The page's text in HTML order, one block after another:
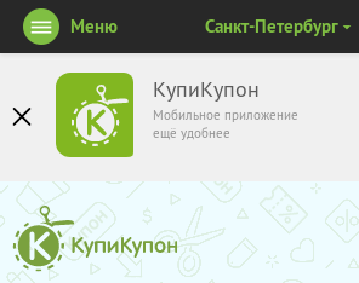
КупиКупон
Мобильное приложение
ещё удобнее
Меню Санкт-Петербург